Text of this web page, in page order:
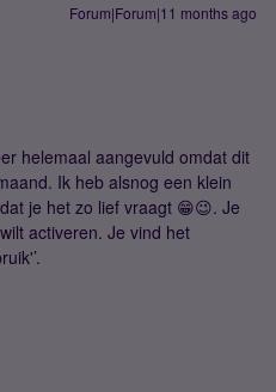
Forum|Forum|11 months ago
helemaal aangevuld omdat dit
Ik heb alsnog een klein
je het zo lief vraagt 😁😉. Je
activeren. Je vind het